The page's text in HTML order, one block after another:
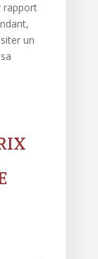
rapport
un